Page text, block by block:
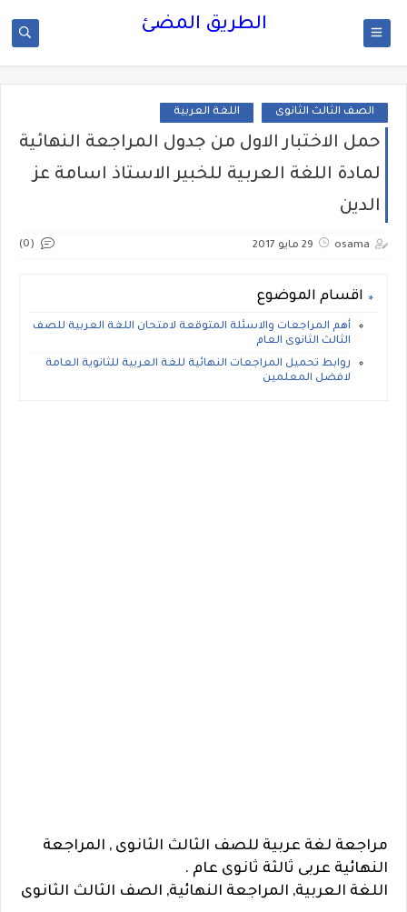
الطريق المضئ
الصف الثالث الثانوى اللغة العربية
حمل الاختبار الاول من جدول المراجعة النهائية
لمادة اللغة العربية للخبير الاستاذ اسامة عز
الدين
osama 29 مايو 2017 (0)
اقسام الموضوع
أهم المراجعات والاسئلة المتوقعة لامتحان اللغة العربية للصف
الثالث الثانوى العام
روابط تحميل المراجعات النهائية للغة العربية للثانوية العامة
لافضل المعلمين
مراجعة لغة عربية للصف الثالث الثانوى , المراجعة
النهائية عربى ثالثة ثانوى عام .
اللغة العربية, المراجعة النهائية, الصف الثالث الثانوى